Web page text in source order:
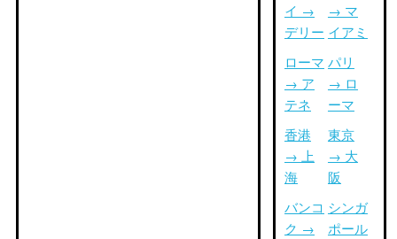
イ →
デリー
ローマ
→ ア
テネ
香港
→ 上
海
バンコ
ク →
→ マ
イアミ
パリ
→ ロ
ーマ
東京
→ 大
阪
シンガ
ポール